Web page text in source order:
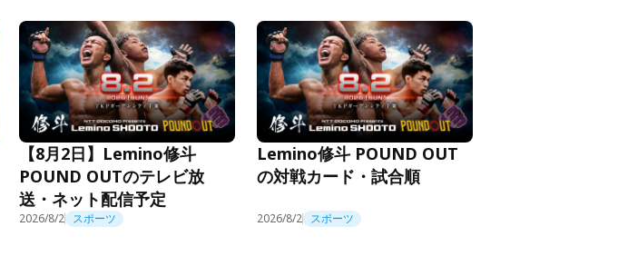
【8月2日】Lemino修斗
POUND OUTのテレビ放
送・ネット配信予定
2026/8/2 スポーツ
Lemino修斗 POUND OUT
の対戦カード・試合順
2026/8/2 スポーツ